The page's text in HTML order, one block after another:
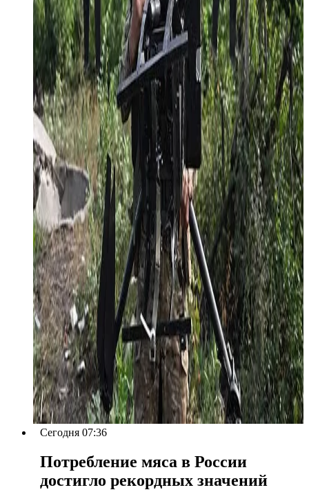
Сегодня 07:36
Потребление мяса в России
достигло рекордных значений